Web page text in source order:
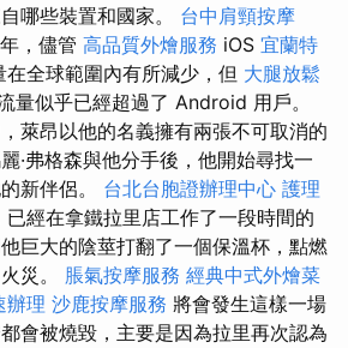
哪些裝置和國家。 台中肩頸按摩
年，儘管 高品質外燴服務 iOS 宜蘭特
在全球範圍內有所減少，但 大腿放鬆
量似乎已經超過了 Android 用戶。
萊昂以他的名義擁有兩張不可取消的
·弗格森與他分手後，他開始尋找一
新伴侶。 台北台胞證辦理中心 護理
經在拿鐵拉里店工作了一段時間的
巨大的陰莖打翻了一個保溫杯，點燃
災。 脹氣按摩服務 經典中式外燴菜
辦理 沙鹿按摩服務 將會發生這樣一場
會被燒毀，主要是因為拉里再次認為